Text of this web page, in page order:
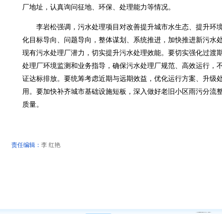
厂地址，认真询问征地、环保、处理能力等情况。
李岩松强调，污水处理项目对改善提升城市水生态、提升环
化目标导向、问题导向，整体谋划、系统推进，加快推进新污水
现有污水处理厂潜力，切实提升污水处理效能。要切实强化过渡
处理厂环境监测和业务指导，确保污水处理厂规范、高效运行，
证达标排放。要统筹考虑近期与远期效益，优化运行方案、升级
用。要加快补齐城市基础设施短板，深入做好老旧小区雨污分流
质量。
责任编辑： 李 红艳